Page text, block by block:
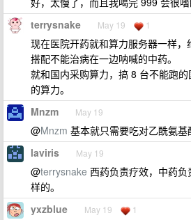
terrysnake May 19 1
现在医院开药就和算力服务器一样，
搭配不能治病在一边呐喊的中药。
就和国内采购算力，搞 8 台不能跑
的算力。
Mnzm May 19
@Mnzm 基本就只需要吃对乙酰氨基
laviris May 19
@terrysnake 西药负责疗效，中药
样的。
yxzblue May 19 1